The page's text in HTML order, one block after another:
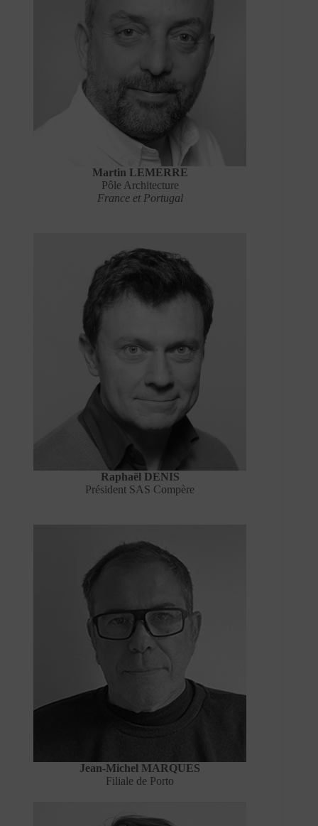
Martin LEMERRE
Pôle Architecture
France et Portugal
Raphaël DENIS
Président SAS Compère
Jean-Michel MARQUES
Filiale de Porto